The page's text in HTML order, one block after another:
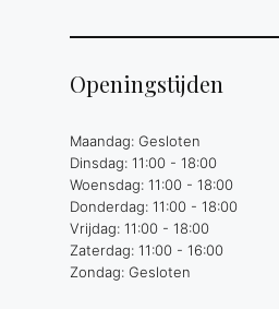
Openingstijden
Maandag: Gesloten
Dinsdag: 11:00 - 18:00
Woensdag: 11:00 - 18:00
Donderdag: 11:00 - 18:00
Vrijdag: 11:00 - 18:00
Zaterdag: 11:00 - 16:00
Zondag: Gesloten